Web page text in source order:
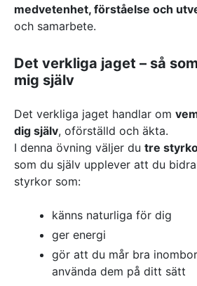
medvetenhet, förståelse och
och samarbete.
Det verkliga jaget – så
mig själv
Det verkliga jaget handlar om
dig själv, oförställd och äkta.
I denna övning väljer du tre
som du själv upplever att du
styrkor som:
känns naturliga för dig
ger energi
gör att du mår bra
använda dem på ditt sätt